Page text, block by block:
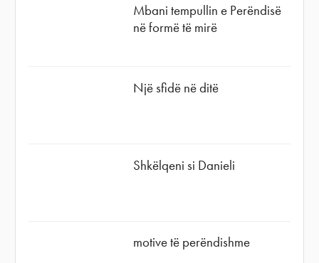
Mbani tempullin e Perëndisë
në formë të mirë
Një sfidë në ditë
Shkëlqeni si Danieli
motive të perëndishme